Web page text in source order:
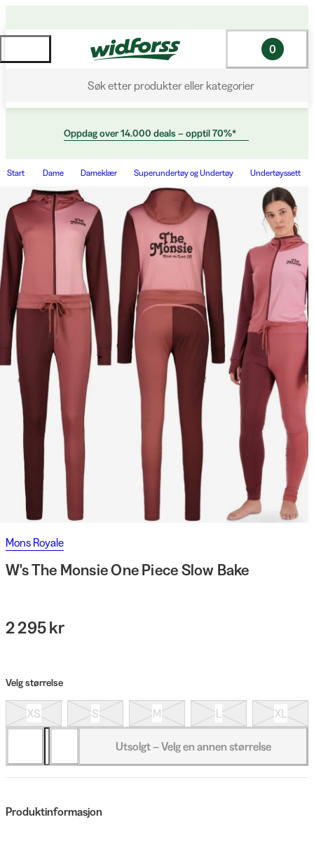
Søk etter produkter eller kategorier
0
Oppdag over 14.000 deals – opptil 70%*
Start Dame Dameklær Superundertøy og Undertøy Undertøyssett
Mons Royale
W's The Monsie One Piece Slow Bake
2 295 kr
Velg størrelse
XS S M L XL
Utsolgt – Velg en annen størrelse
Produktinformasjon